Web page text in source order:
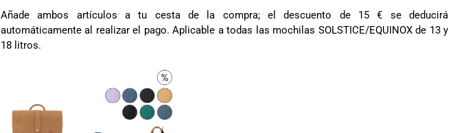
Añade ambos artículos a tu cesta de la compra; el descuento de 15 € se deducirá
automáticamente al realizar el pago. Aplicable a todas las mochilas SOLSTICE/EQUINOX de 13 y
18 litros.